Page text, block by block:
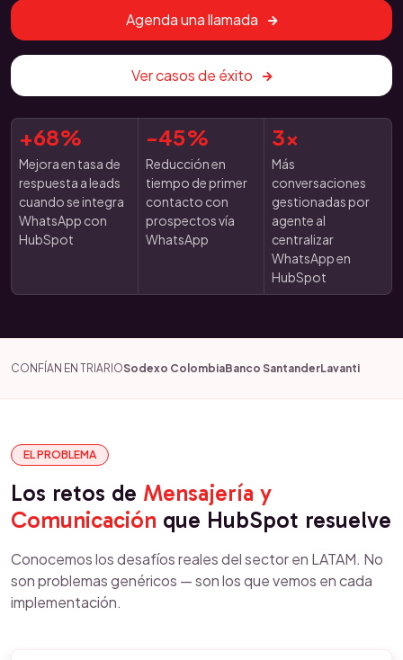
Agenda una llamada
Ver casos de éxito
+68%
Mejora en tasa de
respuesta a leads
cuando se integra
WhatsApp con
HubSpot
-45%
Reducción en
tiempo de primer
contacto con
prospectos vía
WhatsApp
3x
Más
conversaciones
gestionadas por
agente al
centralizar
WhatsApp en
HubSpot
CONFÍAN EN TRIARIOSodexo ColombiaBanco SantanderLavanti
EL PROBLEMA
Los retos de Mensajería y
Comunicación que HubSpot resuelve
Conocemos los desafíos reales del sector en LATAM. No
son problemas genéricos — son los que vemos en cada
implementación.